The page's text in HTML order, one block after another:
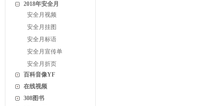
2018年安全月
安全月视频
安全月挂图
安全月标语
安全月宣传单
安全月折页
百科音像YF
在线视频
308图书